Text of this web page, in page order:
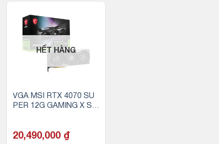
HẾT HÀNG
VGA MSI RTX 4070 SU
PER 12G GAMING X SLI
20,490,000 ₫